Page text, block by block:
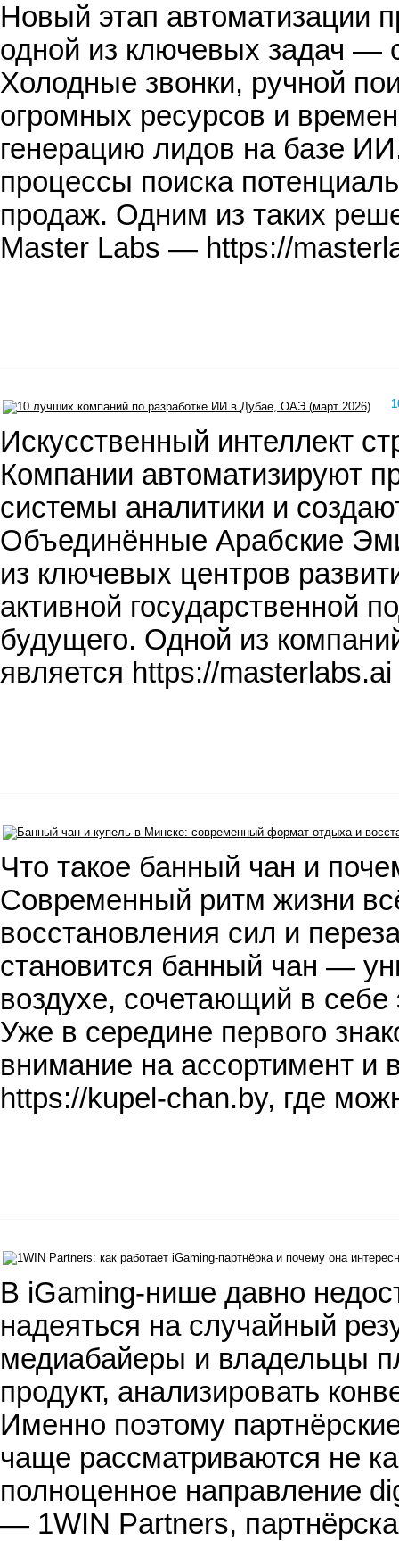
Новый этап автоматизации
одной из ключевых задач —
Холодные звонки, ручной
огромных ресурсов и
генерацию лидов на базе
процессы поиска
продаж. Одним из таких
Master Labs — https://
Искусственный интеллект
Компании автоматизируют
системы аналитики и
Объединённые Арабские
из ключевых центров
активной государственной
будущего. Одной из
является https://
Что такое банный чан и
Современный ритм жизни
восстановления сил и
становится банный чан —
воздухе, сочетающий в
Уже в середине первого
внимание на ассортимент и
https://kupel-chan.by, где
В iGaming-нише давно
надеяться на случайный
медиабайеры и владельцы
продукт, анализировать
Именно поэтому
чаще рассматриваются не
полноценное направление
— 1WIN Partners,